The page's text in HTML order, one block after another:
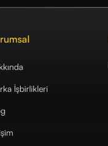
İşbirlikleri